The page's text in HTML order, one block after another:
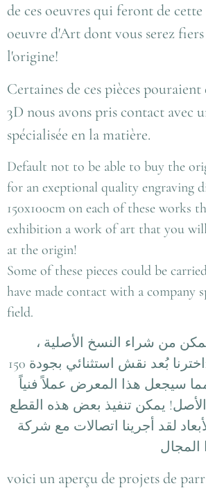
de ces oeuvres qui feront de
oeuvre d'Art dont vous serez
l'origine!
Certaines de ces pièces pouraient
3D nous avons pris contact avec
spécialisée en la matière.
Default not to be able to buy the
for an exeptional quality engraving
150x100cm on each of these works
exhibition a work of art that you
at the origin!
Some of these pieces could be
have made contact with a company
field.
من شراء النسخ الأصلية ،
اخترنا بُعد نقش استثنائي بجودة 150x100 سم على كل
سيجعل هذا المعرض عملاً فنياً
يمكن تنفيذ بعض هذه القطع
لقد أجرينا اتصالات مع شركة
voici un aperçu de projets de